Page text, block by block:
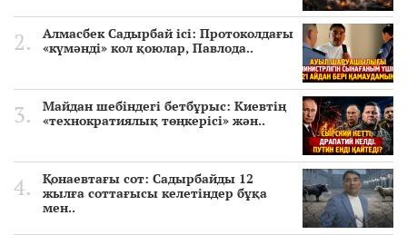
Алмасбек Садырбай ісі: Протоколдағы
«күмәнді» кол қоюлар, Павлода..
Майдан шебіндегі бетбұрыс: Киевтің
«технократиялық төңкерісі» жән..
Қонаевтағы сот: Садырбайды 12
жылға соттағысы келетіндер бұқа
мен..